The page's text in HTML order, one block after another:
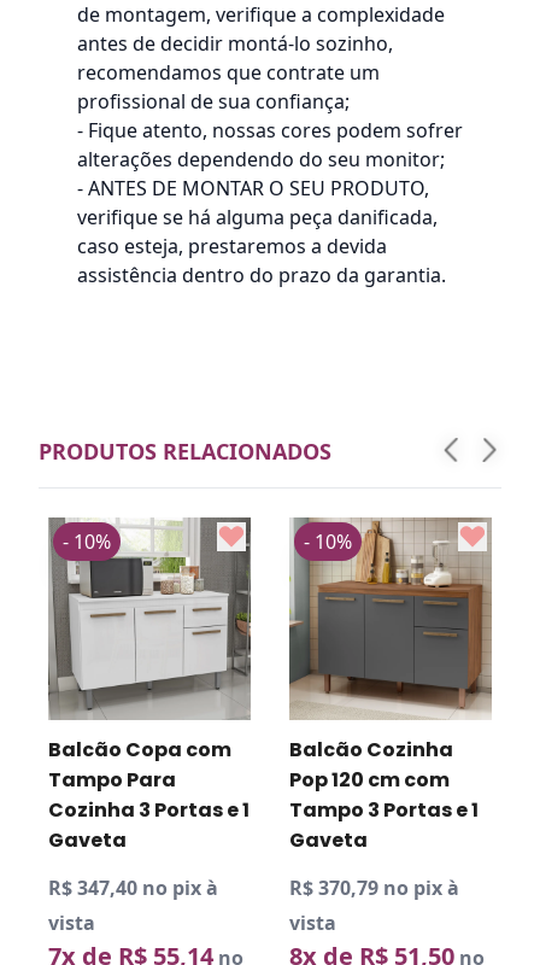
de montagem, verifique a complexidade
antes de decidir montá-lo sozinho,
recomendamos que contrate um
profissional de sua confiança;
- Fique atento, nossas cores podem sofrer
alterações dependendo do seu monitor;
- ANTES DE MONTAR O SEU PRODUTO,
verifique se há alguma peça danificada,
caso esteja, prestaremos a devida
assistência dentro do prazo da garantia.
PRODUTOS RELACIONADOS
Balcão Copa com
Tampo Para
Cozinha 3 Portas e 1
Gaveta
R$ 347,40 no pix à
vista
7x de R$ 55,14no
- 10%
Balcão Cozinha
Pop 120 cm com
Tampo 3 Portas e 1
Gaveta
R$ 370,79 no pix à
vista
8x de R$ 51,50 no
- 10%